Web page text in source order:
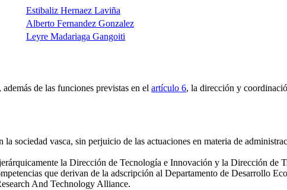
Estibaliz Hernaez Laviña
Alberto Fernandez Gonzalez
Leyre Madariaga Gangoiti
de las funciones previstas en el artículo 6, la dirección y
sociedad vasca, sin perjuicio de las actuaciones en materia de
la Dirección de Tecnología e Innovación y la Dirección de
que derivan de la adscripción al Departamento de Desarrollo
And Technology Alliance.